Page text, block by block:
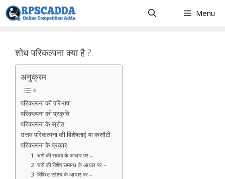
Skip
to
Menu
शोध परिकल्पना क्या है ?
अनुक्रम
परिकल्पना की परिभाषा
परिकल्पना की प्रकृति
परिकल्पना के स्रोत
उत्तम परिकल्पना की विशेषताएं या कसौटी
परिकल्पना के प्रकार
1. चरों की सख्या के आधार पर –
2. चरों की विशेष सम्बन्ध के आधार पर –
3. विषिश्ट उद्देश्य के आधार पर –